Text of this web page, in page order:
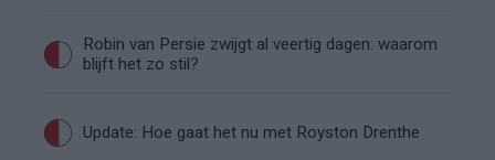
Robin van Persie zwijgt al veertig dagen: waarom
blijft het zo stil?
Update: Hoe gaat het nu met Royston Drenthe